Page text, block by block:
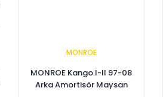
MONROE
MONROE Kango I-II 97-08
Arka Amortisör Maysan